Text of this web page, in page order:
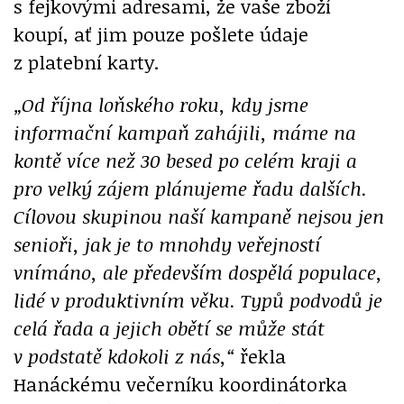
s fejkovými adresami, že vaše zboží
koupí, ať jim pouze pošlete údaje
z platební karty.
„Od října loňského roku, kdy jsme
informační kampaň zahájili, máme na
kontě více než 30 besed po celém kraji a
pro velký zájem plánujeme řadu dalších.
Cílovou skupinou naší kampaně nejsou jen
senioři, jak je to mnohdy veřejností
vnímáno, ale především dospělá populace,
lidé v produktivním věku. Typů podvodů je
celá řada a jejich obětí se může stát
v podstatě kdokoli z nás,“ řekla
Hanáckému večerníku koordinátorka